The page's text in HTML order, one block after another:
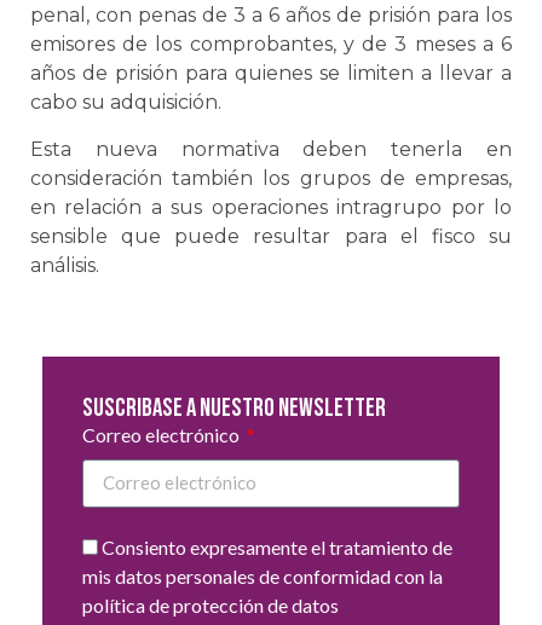
penal, con penas de 3 a 6 años de prisión para los
emisores de los comprobantes, y de 3 meses a 6
años de prisión para quienes se limiten a llevar a
cabo su adquisición.
Esta nueva normativa deben tenerla en
consideración también los grupos de empresas,
en relación a sus operaciones intragrupo por lo
sensible que puede resultar para el fisco su
análisis.
Suscribase a nuestro newsletter
Correo electrónico
Consiento expresamente el tratamiento de
mis datos personales de conformidad con la
política de protección de datos